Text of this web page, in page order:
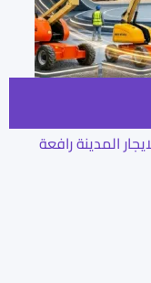
المدينة رافعة